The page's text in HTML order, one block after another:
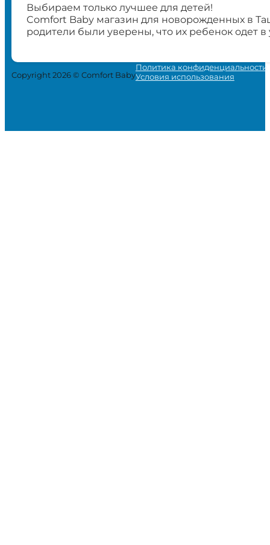
Выбираем только лучшее для детей!
Comfort Baby магазин для новорожденных в
родители были уверены, что их ребенок одет
Copyright 2026 © Comfort Baby
Политика конфиденциальности
Условия использования